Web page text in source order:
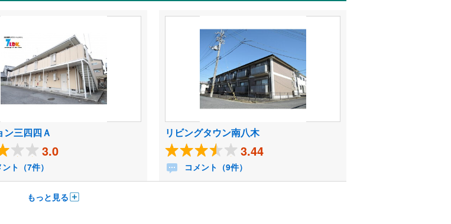
ン三四四Ａ
3.0
ト（7件）
リビングタウン南八木
3.44
コメント（9件）
もっと見る